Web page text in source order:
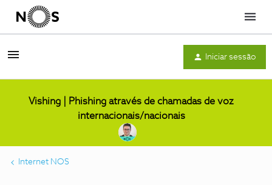
Menu
Iniciar sessão
Vishing | Phishing através de chamadas de voz
internacionais/nacionais
Internet NOS